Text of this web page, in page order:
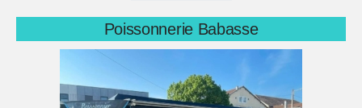
Poissonnerie Babasse